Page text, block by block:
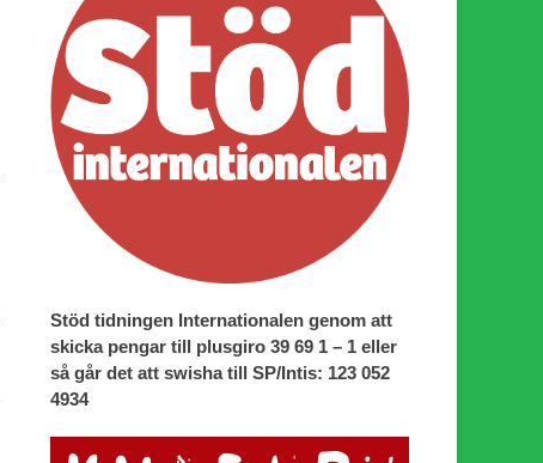
Stöd tidningen Internationalen genom att
skicka pengar till plusgiro 39 69 1 – 1 eller
så går det att swisha till SP/Intis: 123 052
4934